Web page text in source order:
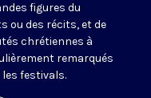
figures du
ou des récits, et de
chrétiennes à
remarqués
festivals.